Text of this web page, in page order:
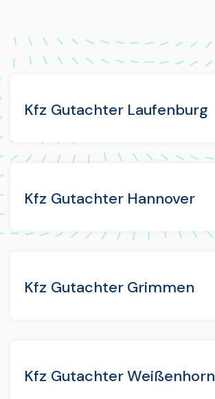
Kfz Gutachter Laufenburg
Kfz Gutachter Hannover
Kfz Gutachter Grimmen
Kfz Gutachter Weißenhorn